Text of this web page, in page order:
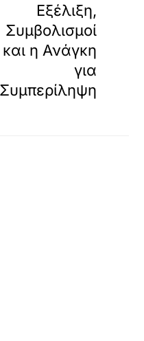
Εξέλιξη,
Συμβολισμοί
και η Ανάγκη
για
Συμπερίληψη